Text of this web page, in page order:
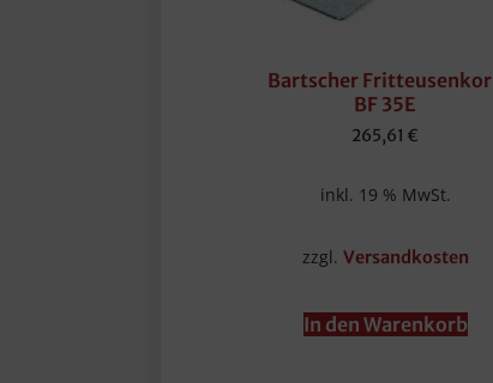
Bartscher
BF 35E
265,61 €
inkl. 19 % MwSt.
zzgl. Versandkosten
In den Warenkorb